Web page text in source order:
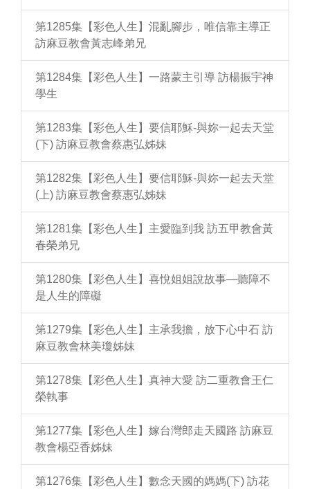
第1285集【彩色人生】混亂腳步，唯信靠主導正
訪麻豆教會黃志峰弟兄
第1284集【彩色人生】一路蒙主引導 訪楊振宇神
學生
第1283集【彩色人生】要信耶穌-與妳一起去天堂
(下) 訪麻豆教會蔡惠弘姊妹
第1282集【彩色人生】要信耶穌-與妳一起去天堂
(上) 訪麻豆教會蔡惠弘姊妹
第1281集【彩色人生】主愛臨到我 訪五甲教會黃
春榮弟兄
第1280集【彩色人生】喜悅姐姐說故事—聽障不
是人生的障礙
第1279集【彩色人生】主承我擔，放下心中石 訪
麻豆教會林美瓊姊妹
第1278集【彩色人生】真神大愛 訪二重教會王仁
榮執事
第1277集【彩色人生】嫁台灣郎走天國路 訪麻豆
教會楊亞香姊妹
第1276集【彩色人生】數念天國的媽媽(下) 訪花